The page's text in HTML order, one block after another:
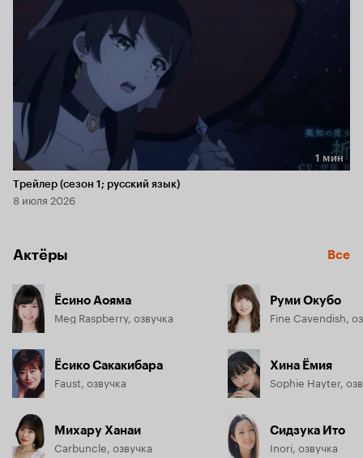
Длительность 1 мин
1 мин
Трейлер (сезон 1; русский язык)
8 июля 2026
Актёры Все
Ёсино Аояма
Meg Raspberry, озвучка
Ёсико Сакакибара
Faust, озвучка
Михару Ханаи
Carbuncle, озвучка
Руми Окубо
Fine Cavendish,
Хина Ёмия
Sophie Hayter,
Сидзука Ито
Inori, озвучка